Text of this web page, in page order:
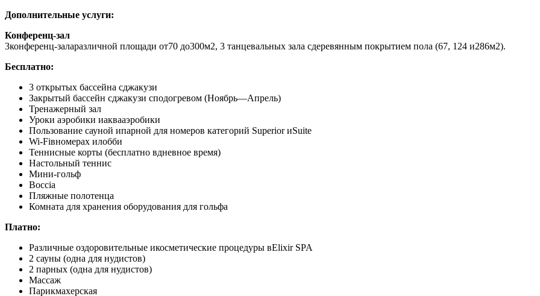
Дополнительные услуги:
Конференц-зал
3конференц-заларазличной площади от70 до300м2, 3 танцевальных зала сдеревянным покрытием пола (67, 124 и286м2).
Бесплатно:
3 открытых бассейна сджакузи
Закрытый бассейн сджакузи сподогревом (Ноябрь—Апрель)
Тренажерный зал
Уроки аэробики иаквааэробики
Пользование сауной ипарной для номеров категорий Superior иSuite
Wi-Fiвномерах илобби
Теннисные корты (бесплатно вдневное время)
Настольный теннис
Мини-гольф
Boccia
Пляжные полотенца
Комната для хранения оборудования для гольфа
Платно:
Различные оздоровительные икосметические процедуры вElixir SPA
2 сауны (одна для нудистов)
2 парных (одна для нудистов)
Массаж
Парикмахерская